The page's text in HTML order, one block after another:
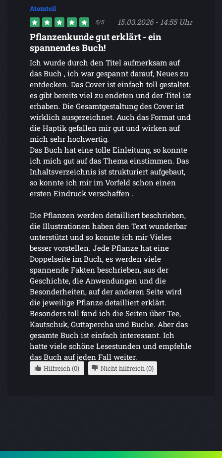
Atomteil
5/5 15.03.2026 - 14:55 Uhr
Pflanzenkunde gut erklärt - ein
spannendes Buch!
Ich wurde durch den Titel aufmerksam auf
das Buch , ich war gespannt darauf, Neues zu
entdecken. Das Cover ist einfach toll gestaltet.
es gibt bereits viel zu endeten und der Titel ist
erhaben. Die Gesamtgestaltung des Cover ist
wirklich ausgezeichnet. Auch das Format und
die Haptik gefallen mir gut und wirken auf
mich sehr hochwertig.
Das Buch hat eine tolle Einleitung, so konnte
ich mich gut auf das Thema einstimmen. Das
Inhaltsverzeichnis ist strukturiert aufgebaut,
so konnte ich mir im Vorfeld schon einen
ersten Eindruck verschaffen .
Die Pflanzen werden detailliert beschrieben,
die Illustrationen haben den Text wunderbar
unterstützt und so konnte ich mir Vieles
besser vorstellen. Jede Pflanze hat eine
Doppelseite im Buch, es werden viele
spannende Fakten beschrieben, aus der
Geschichte, die Anwendungen und die
Besonderheiten, auf der anderen Seite wird
die jeweilige Pflanze detailliert erklärt.
Besonders toll fand ich die Seiten über Tee,
Kautschuk, Guttapercha und Buche. Aber das
gesamte Buch ist einfach interessant. Ich
hatte viele schöne Lesestunden und empfehle
das Buch auf jeden Fall weiter.
Hilfreich (0) Nicht hilfreich (0)